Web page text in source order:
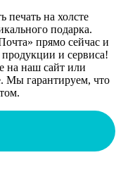
печать на холсте
подарка.
прямо сейчас и
и сервиса!
на наш сайт или
Мы гарантируем, что